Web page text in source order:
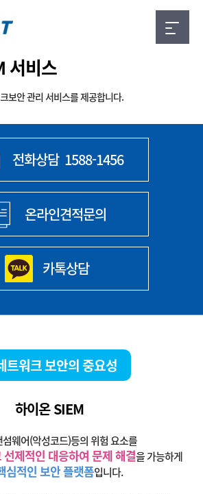
서비스
보안 관리 서비스를 제공합니다.
전화상담 1588-1456
온라인견적문의
카톡상담
트워크 보안의 중요성
하이온 SIEM
섬웨어(악성코드)등의 위험 요소를
제적인 대응하여 문제 해결을 가능하게
심적인 보안 플랫폼입니다.